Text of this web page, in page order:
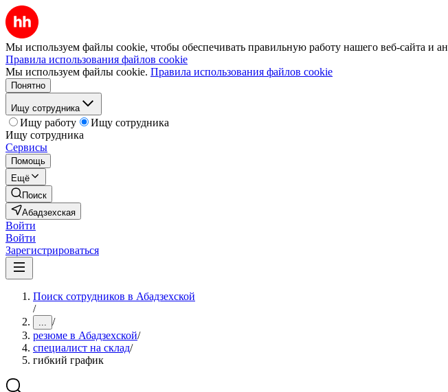
Мы используем файлы cookie, чтобы обеспечивать правильную работу нашего веб-сайта и
Правила использования файлов cookie
Мы используем файлы cookie. Правила использования файлов cookie
Понятно
Ищу сотрудника
Ищу работу
Ищу сотрудника
Ищу сотрудника
Сервисы
Помощь
Ещё
Поиск
Абадзехская
Войти
Войти
Зарегистрироваться
Поиск сотрудников в Абадзехской
/
... /
резюме в Абадзехской/
специалист на склад/
гибкий график